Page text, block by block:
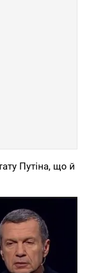
Путіна, що й